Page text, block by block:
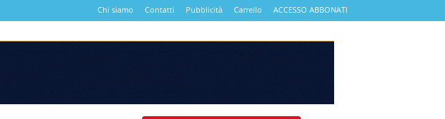
Chi siamo Contatti Pubblicità Carrello ACCESSO ABBONATI